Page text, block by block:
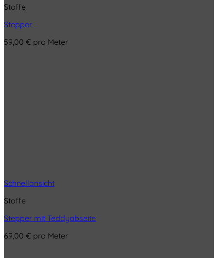
Stoffe
Stepper
59,00 € pro Meter
Schnellansicht
Stoffe
Stepper mit Teddyabseite
69,00 € pro Meter